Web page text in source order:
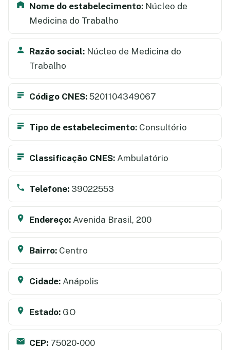
Nome do estabelecimento: Núcleo de
Medicina do Trabalho
Razão social: Núcleo de Medicina do
Trabalho
Código CNES: 5201104349067
Tipo de estabelecimento: Consultório
Classificação CNES: Ambulatório
Telefone: 39022553
Endereço: Avenida Brasil, 200
Bairro: Centro
Cidade: Anápolis
Estado: GO
CEP: 75020-000